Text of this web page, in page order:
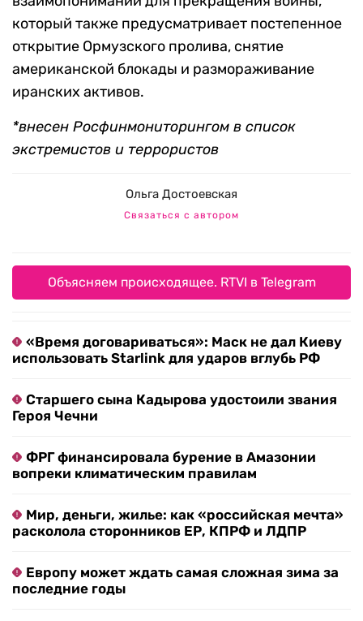
который также предусматривает постепенное
открытие Ормузского пролива, снятие
американской блокады и размораживание
иранских активов.
*внесен Росфинмониторингом в список
экстремистов и террористов
Ольга Достоевская
Связаться с автором
Объясняем происходящее. RTVI в Telegram
«Время договариваться»: Маск не дал Киеву
использовать Starlink для ударов вглубь РФ
Старшего сына Кадырова удостоили звания
Героя Чечни
ФРГ финансировала бурение в Амазонии
вопреки климатическим правилам
Мир, деньги, жилье: как «российская мечта»
расколола сторонников ЕР, КПРФ и ЛДПР
Европу может ждать самая сложная зима за
последние годы